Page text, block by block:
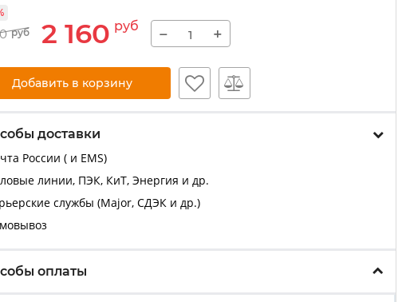
руб 2 160 руб − +
Добавить в корзину
доставки
России ( и EMS)
линии, ПЭК, КиТ, Энергия и др.
службы (Major, СДЭК и др.)
оплаты